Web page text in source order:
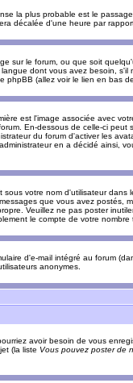
la plus probable est le
décalée d'une heure par
sur le forum, ou que soit
dont vous avez besoin, s'il
phpBB (allez voir le lien en bas
est l'image associée avec
En-dessous de celle-ci peut
du forum d'activer les
en a décidé ainsi,
votre nom d'utilisateur dans
que vous avez postés,
Veuillez ne pas poster
le compte de votre nombre
d'e-mail intégré au forum
anonymes.
avoir besoin de vous
(la liste Vous pouvez poster de